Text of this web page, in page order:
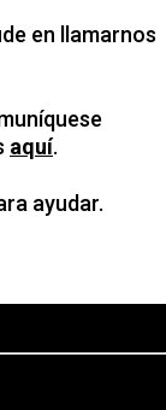
en llamarnos
aquí.
ayudar.